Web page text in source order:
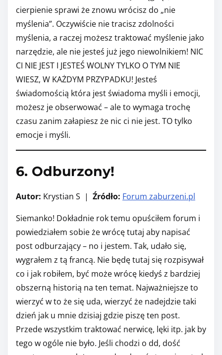
cierpienie sprawi że znowu wrócisz do „nie
myślenia”. Oczywiście nie tracisz zdolności
myślenia, a raczej możesz traktować myślenie jako
narzędzie, ale nie jesteś już jego niewolnikiem! NIC
CI NIE JEST I JESTEŚ WOLNY TYLKO O TYM NIE
WIESZ, W KAŻDYM PRZYPADKU! Jesteś
świadomością która jest świadoma myśli i emocji,
możesz je obserwować – ale to wymaga trochę
czasu zanim załapiesz że nic ci nie jest. TO tylko
emocje i myśli.
6. Odburzony!
Autor: Krystian S | Źródło: Forum zaburzeni.pl
Siemanko! Dokładnie rok temu opuściłem forum i
powiedziałem sobie że wrócę tutaj aby napisać
post odburzający – no i jestem. Tak, udało się,
wygrałem z tą francą. Nie będę tutaj się rozpisywał
co i jak robiłem, być może wrócę kiedyś z bardziej
obszerną historią na ten temat. Najważniejsze to
wierzyć w to że się uda, wierzyć że nadejdzie taki
dzień jak u mnie dzisiaj gdzie piszę ten post.
Przede wszystkim traktować nerwicę, lęki itp. jak by
tego w ogóle nie było. Jeśli chodzi o dd, dość